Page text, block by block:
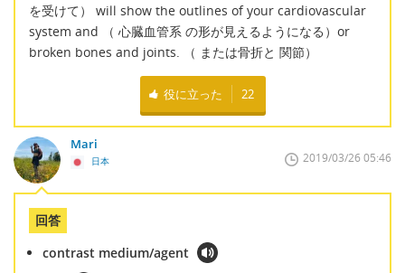
を受けて） will show the outlines of your cardiovascular
system and （ 心臓血管系 の形が見えるようになる）or
broken bones and joints. （ または骨折と 関節）
役に立った 22
Mari
日本 2019/03/26 05:46
回答
contrast medium/agent